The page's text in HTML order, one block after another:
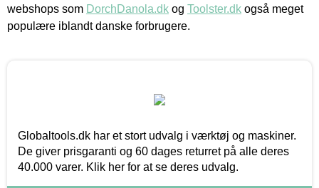
webshops som DorchDanola.dk og Toolster.dk også meget
populære iblandt danske forbrugere.
Globaltools.dk har et stort udvalg i værktøj og maskiner.
De giver prisgaranti og 60 dages returret på alle deres
40.000 varer. Klik her for at se deres udvalg.